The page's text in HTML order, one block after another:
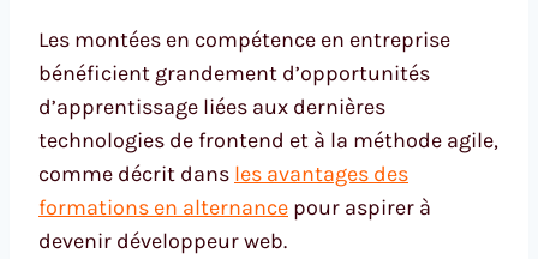
Les montées en compétence en entreprise
bénéficient grandement d’opportunités
d’apprentissage liées aux dernières
technologies de frontend et à la méthode agile,
comme décrit dans les avantages des
formations en alternance pour aspirer à
devenir développeur web.